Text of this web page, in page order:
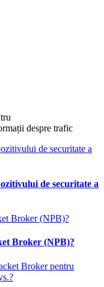
despre trafic
de securitate a
Broker (NPB)?